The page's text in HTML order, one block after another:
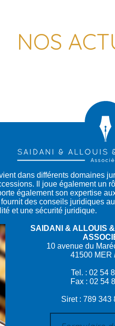
NOS
dans différents domaines
Il joue également
également son expertise
des conseils juridiques
et une sécurité juridique.
SAIDANI & ALLOUIS
10 avenue du
41500 MER
Tel. : 02 54
Fax : 02 54
Siret : 789 343